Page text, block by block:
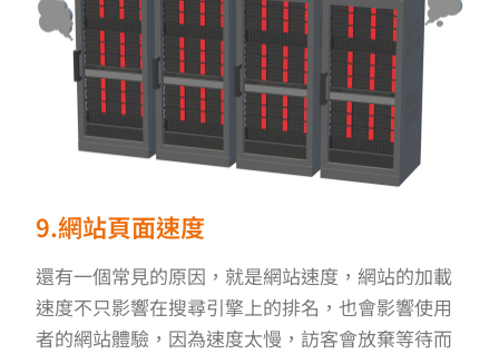
9.網站頁面速度
還有一個常見的原因，就是網站速度，網站的加載
速度不只影響在搜尋引擎上的排名，也會影響使用
者的網站體驗，因為速度太慢，訪客會放棄等待而